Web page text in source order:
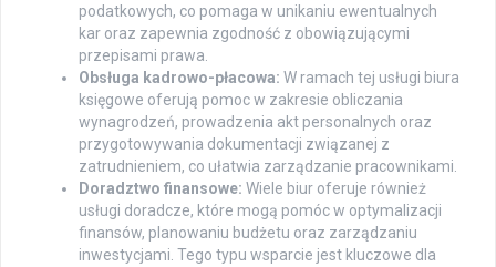
podatkowych, co pomaga w unikaniu ewentualnych
kar oraz zapewnia zgodność z obowiązującymi
przepisami prawa.
Obsługa kadrowo-płacowa: W ramach tej usługi biura
księgowe oferują pomoc w zakresie obliczania
wynagrodzeń, prowadzenia akt personalnych oraz
przygotowywania dokumentacji związanej z
zatrudnieniem, co ułatwia zarządzanie pracownikami.
Doradztwo finansowe: Wiele biur oferuje również
usługi doradcze, które mogą pomóc w optymalizacji
finansów, planowaniu budżetu oraz zarządzaniu
inwestycjami. Tego typu wsparcie jest kluczowe dla